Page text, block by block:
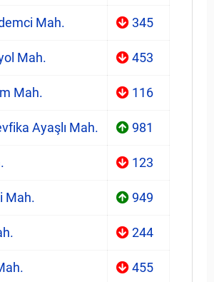
Mah. 345
Mah. 453
Mah. 116
Ayaşlı Mah. 981
123
Mah. 949
244
455